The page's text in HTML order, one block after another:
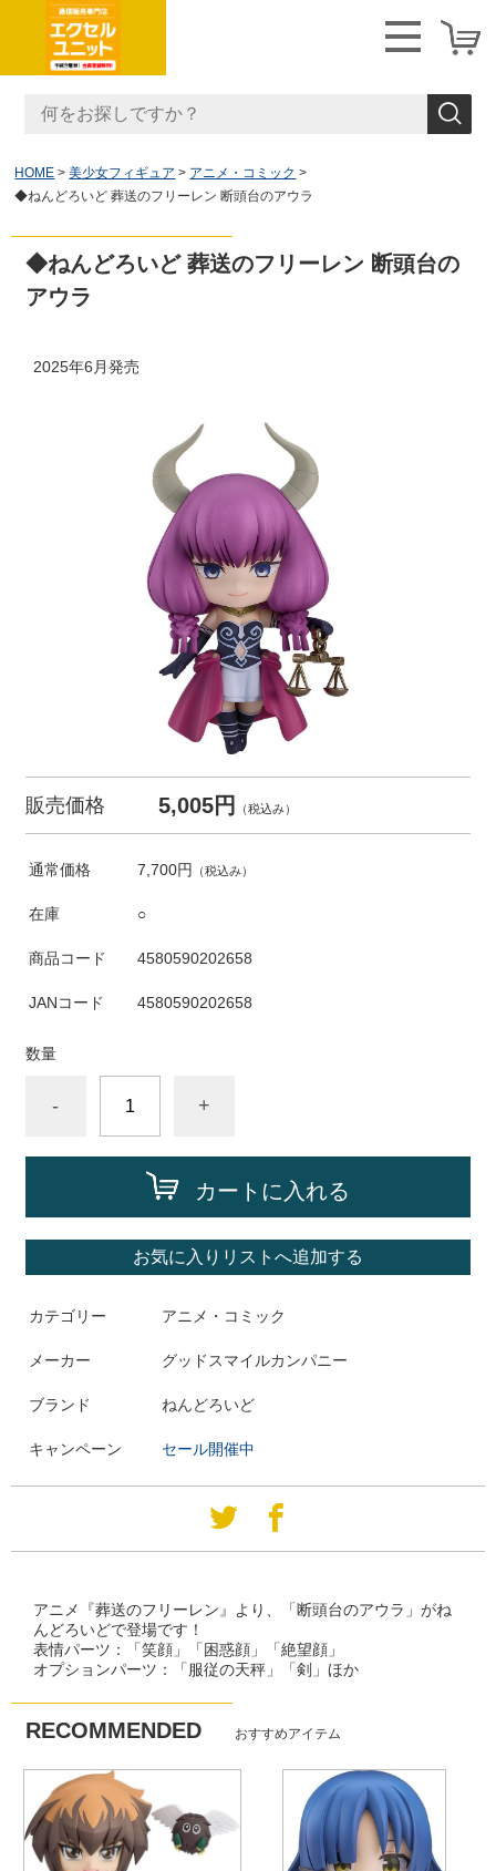
HOME 美少女フィギュア
アニメ・コミック
◆ねんどろいど 葬送のフリーレン 断頭台のアウラ
◆ねんどろいど 葬送のフリーレン 断頭台の
アウラ
2025年6月発売
販売価格 5,005円 （税込み）
通常価格 7,700円 （税込み）
在庫 ○
商品コード 4580590202658
JANコード 4580590202658
数量
- +
カートに入れる
お気に入りリストへ追加する
カテゴリー アニメ・コミック
メーカー グッドスマイルカンパニー
ブランド ねんどろいど
キャンペーン セール開催中
アニメ『葬送のフリーレン』より、「断頭台のアウラ」がね
んどろいどで登場です！
表情パーツ：「笑顔」「困惑顔」「絶望顔」
オプションパーツ：「服従の天秤」「剣」ほか
RECOMMENDED おすすめアイテム